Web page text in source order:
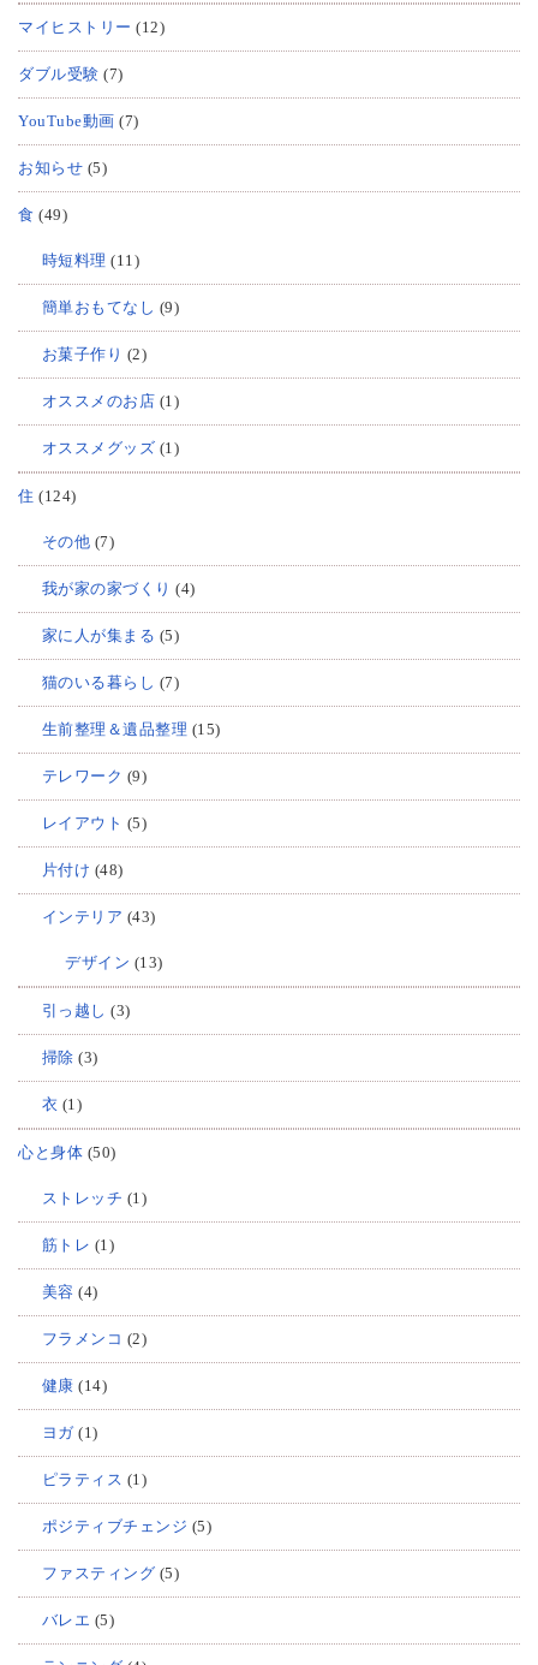
マイヒストリー (12)
ダブル受験 (7)
YouTube動画 (7)
お知らせ (5)
食 (49)
時短料理 (11)
簡単おもてなし (9)
お菓子作り (2)
オススメのお店 (1)
オススメグッズ (1)
住 (124)
その他 (7)
我が家の家づくり (4)
家に人が集まる (5)
猫のいる暮らし (7)
生前整理＆遺品整理 (15)
テレワーク (9)
レイアウト (5)
片付け (48)
インテリア (43)
デザイン (13)
引っ越し (3)
掃除 (3)
衣 (1)
心と身体 (50)
ストレッチ (1)
筋トレ (1)
美容 (4)
フラメンコ (2)
健康 (14)
ヨガ(1)
ピラティス (1)
ポジティブチェンジ (5)
ファスティング (5)
バレエ (5)